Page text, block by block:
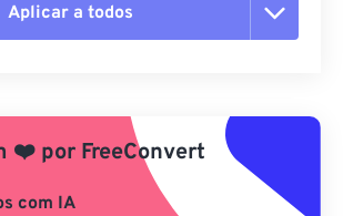
Aplicar a todos
partir da predefinição
predefinição
❤️ por FreeConvert
com IA